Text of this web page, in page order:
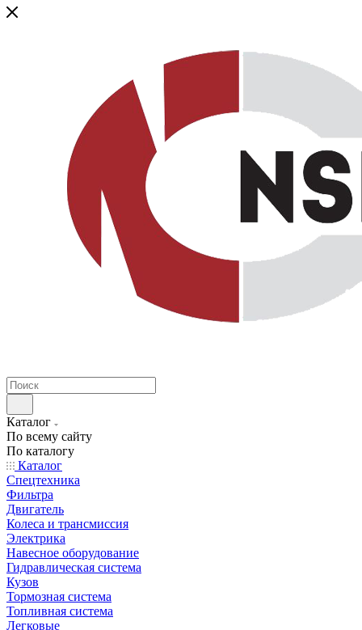
Каталог
По всему сайту
По каталогу
Каталог
Спецтехника
Фильтра
Двигатель
Колеса и трансмиссия
Электрика
Навесное оборудование
Гидравлическая система
Кузов
Тормозная система
Топливная система
Легковые